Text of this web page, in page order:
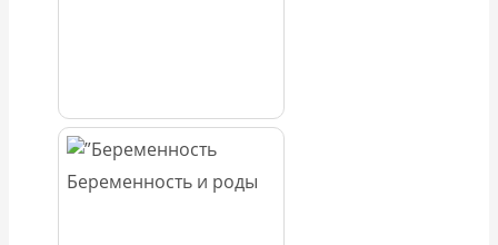
Беременность и роды